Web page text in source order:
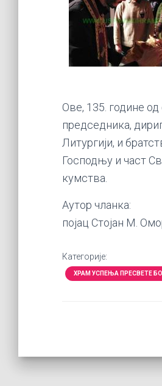
Ове, 135. године
председника,
Литургији, и
Господњу и част
кумства.
Аутор чланка:
појац Стојан М.
Категорије:
ХРАМ УСПЕЊА ПРЕСВЕТЕ